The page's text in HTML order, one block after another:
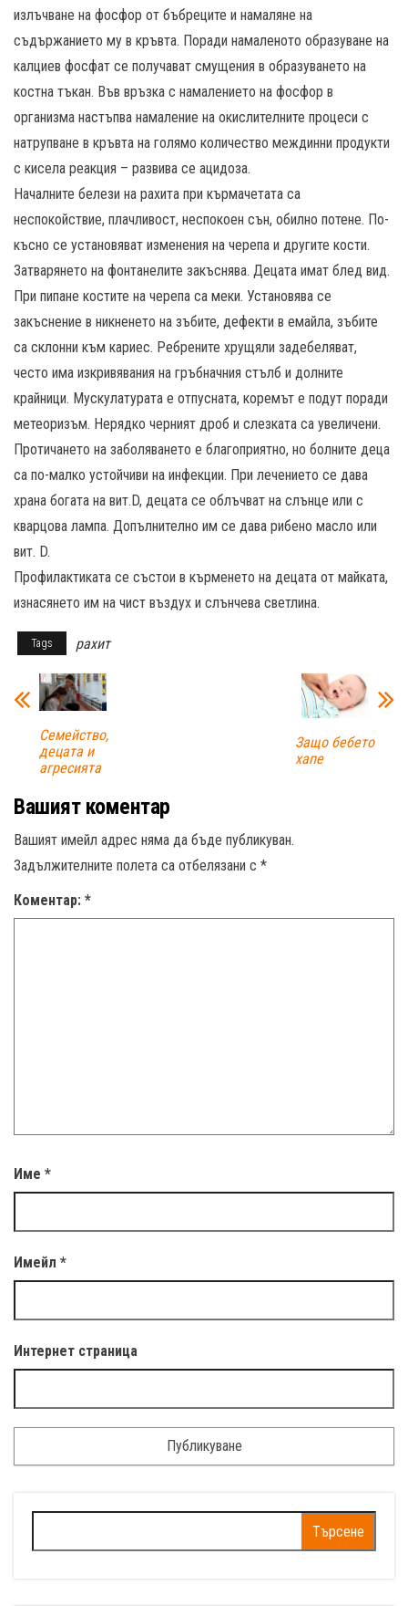
излъчване на фосфор от бъбреците и намаляне на
съдържанието му в кръвта. Поради намаленото образуване на
калциев фосфат се получават смущения в образуването на
костна тъкан. Във връзка с намалението на фосфор в
организма настъпва намаление на окислителните процеси с
натрупване в кръвта на голямо количество междинни продукти
с кисела реакция – развива се ацидоза.
Началните белези на рахита при кърмачетата са
неспокойствие, плачливост, неспокоен сън, обилно потене. По-
късно се установяват изменения на черепа и другите кости.
Затварянето на фонтанелите закъснява. Децата имат блед вид.
При пипане костите на черепа са меки. Установява се
закъснение в никненето на зъбите, дефекти в емайла, зъбите
са склонни към кариес. Ребрените хрущяли задебеляват,
често има изкривявания на гръбначния стълб и долните
крайници. Мускулатурата е отпусната, коремът е подут поради
метеоризъм. Нерядко черният дроб и слезката са увеличени.
Протичането на заболяването е благоприятно, но болните деца
са по-малко устойчиви на инфекции. При лечението се дава
храна богата на вит.D, децата се облъчват на слънце или с
кварцова лампа. Допълнително им се дава рибено масло или
вит. D.
Профилактиката се състои в кърменето на децата от майката,
изнасянето им на чист въздух и слънчева светлина.
Tags рахит
Семейство,
децата и
агресията
Защо бебето
хапе
Вашият коментар
Вашият имейл адрес няма да бъде публикуван.
Задължителните полета са отбелязани с *
Коментар: *
Име *
Имейл *
Интернет страница
за: